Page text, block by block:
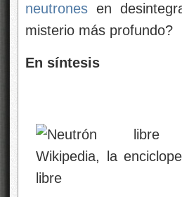
neutrones en
misterio más profundo?
En síntesis